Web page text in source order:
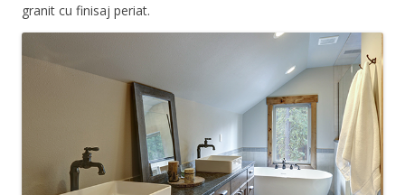
granit cu finisaj periat.